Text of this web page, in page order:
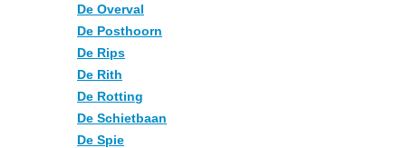
De Overval
De Posthoorn
De Rips
De Rith
De Rotting
De Schietbaan
De Spie